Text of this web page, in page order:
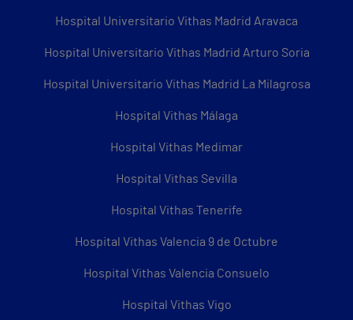
Hospital Universitario Vithas Madrid Aravaca
Hospital Universitario Vithas Madrid Arturo Soria
Hospital Universitario Vithas Madrid La Milagrosa
Hospital Vithas Málaga
Hospital Vithas Medimar
Hospital Vithas Sevilla
Hospital Vithas Tenerife
Hospital Vithas Valencia 9 de Octubre
Hospital Vithas Valencia Consuelo
Hospital Vithas Vigo